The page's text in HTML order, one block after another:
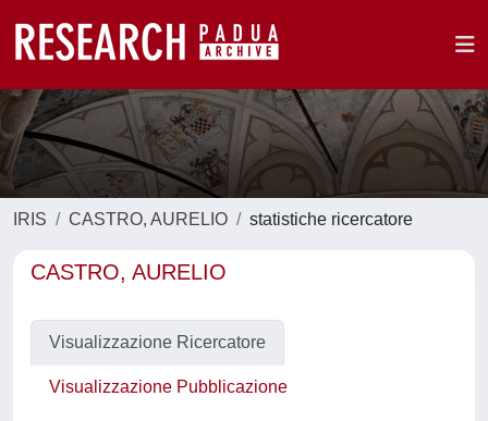
IRIS CASTRO, AURELIO statistiche ricercatore
CASTRO, AURELIO
Visualizzazione Ricercatore
Visualizzazione Pubblicazione